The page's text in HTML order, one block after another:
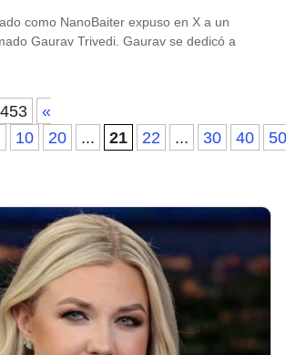
como NanoBaiter expuso en X a un
Gaurav Trivedi. Gaurav se dedicó a
«
10 20 ... 21 22 ... 30 40
50